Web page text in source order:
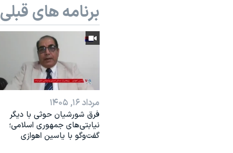
برنامه های قبلی
مرداد ۱۶, ۱۴۰۵
فرق شورشیان حوثی با دیگر
نیابتی‌های جمهوری اسلامی؛
گفت‌وگو با یاسین اهوازی